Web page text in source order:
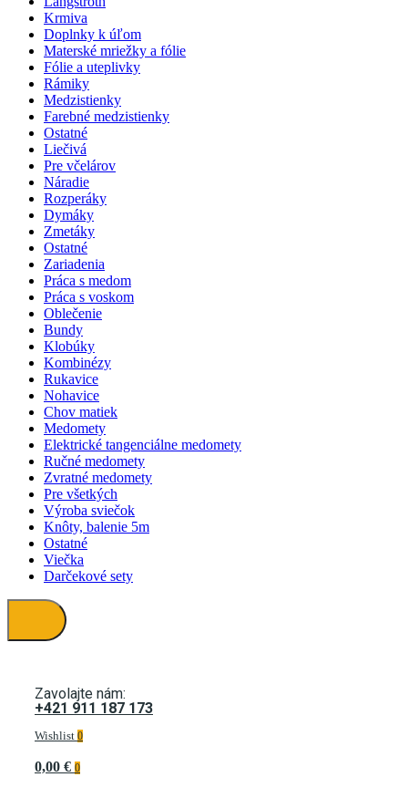
Krmiva
Doplnky k úľom
Materské mriežky a fólie
Fólie a uteplivky
Rámiky
Medzistienky
Farebné medzistienky
Ostatné
Liečivá
Pre včelárov
Náradie
Rozperáky
Dymáky
Zmetáky
Ostatné
Zariadenia
Práca s medom
Práca s voskom
Oblečenie
Bundy
Klobúky
Kombinézy
Rukavice
Nohavice
Chov matiek
Medomety
Elektrické tangenciálne medomety
Ručné medomety
Zvratné medomety
Pre všetkých
Výroba sviečok
Knôty, balenie 5m
Ostatné
Viečka
Darčekové sety
Zavolajte nám:
+421 911 187 173
Wishlist 0
0,00 € 0